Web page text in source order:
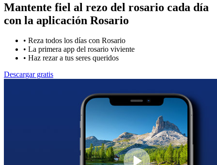
Mantente fiel al rezo del rosario cada día
con la aplicación Rosario
• Reza todos los días con Rosario
• La primera app del rosario viviente
• Haz rezar a tus seres queridos
Descargar gratis